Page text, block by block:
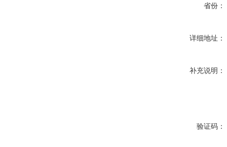
省份：
详细地址：
补充说明：
验证码：